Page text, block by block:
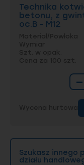
niezawodne i
nawet
Technika
betonu, z
oc.B - M12
−
Szukasz innego
działu